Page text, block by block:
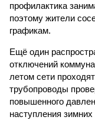
профилактика
поэтому жители
графикам.
Ещё один
отключений
летом сети
трубопроводы
повышенного
наступления